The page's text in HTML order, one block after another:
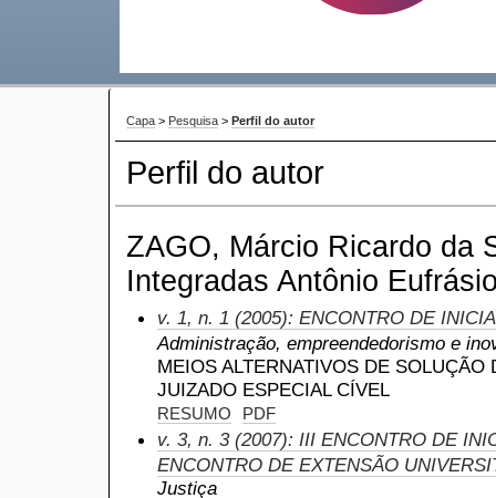
Capa > Pesquisa > Perfil do autor
Perfil do autor
ZAGO, Márcio Ricardo da
Integradas Antônio
v. 1, n. 1 (2005): ENCONTRO DE
Administração, empreendedorismo e
MEIOS ALTERNATIVOS DE
JUIZADO ESPECIAL CÍVEL
RESUMO PDF
v. 3, n. 3 (2007): III ENCONTRO DE
ENCONTRO DE EXTENSÃO
Justiça